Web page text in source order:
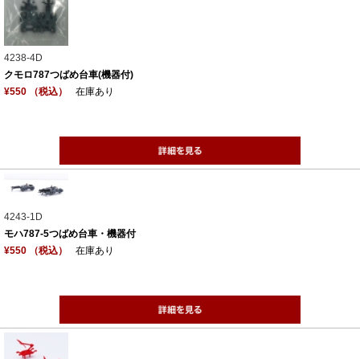
4238-4D
クモロ787つばめ台車(機器付)
¥550 （税込）
在庫あり
4243-1D
モハ787-5つばめ台車・機器付
¥550 （税込）
在庫あり